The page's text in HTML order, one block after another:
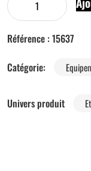
Référence : 15637
Catégorie:
Univers produit